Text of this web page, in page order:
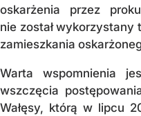
oskarżenia przez
nie został
zamieszkania
Warta wspomnienia
wszczęcia
Wałęsy, którą w lipcu